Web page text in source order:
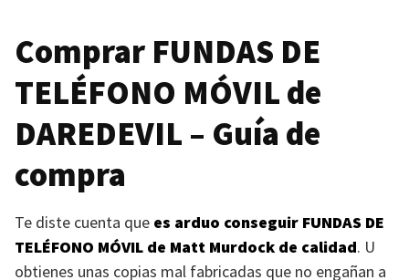
Comprar FUNDAS DE
TELÉFONO MÓVIL de
DAREDEVIL – Guía de
compra
Te diste cuenta que es arduo conseguir FUNDAS DE
TELÉFONO MÓVIL de Matt Murdock de calidad. U
obtienes unas copias mal fabricadas que no engañan a